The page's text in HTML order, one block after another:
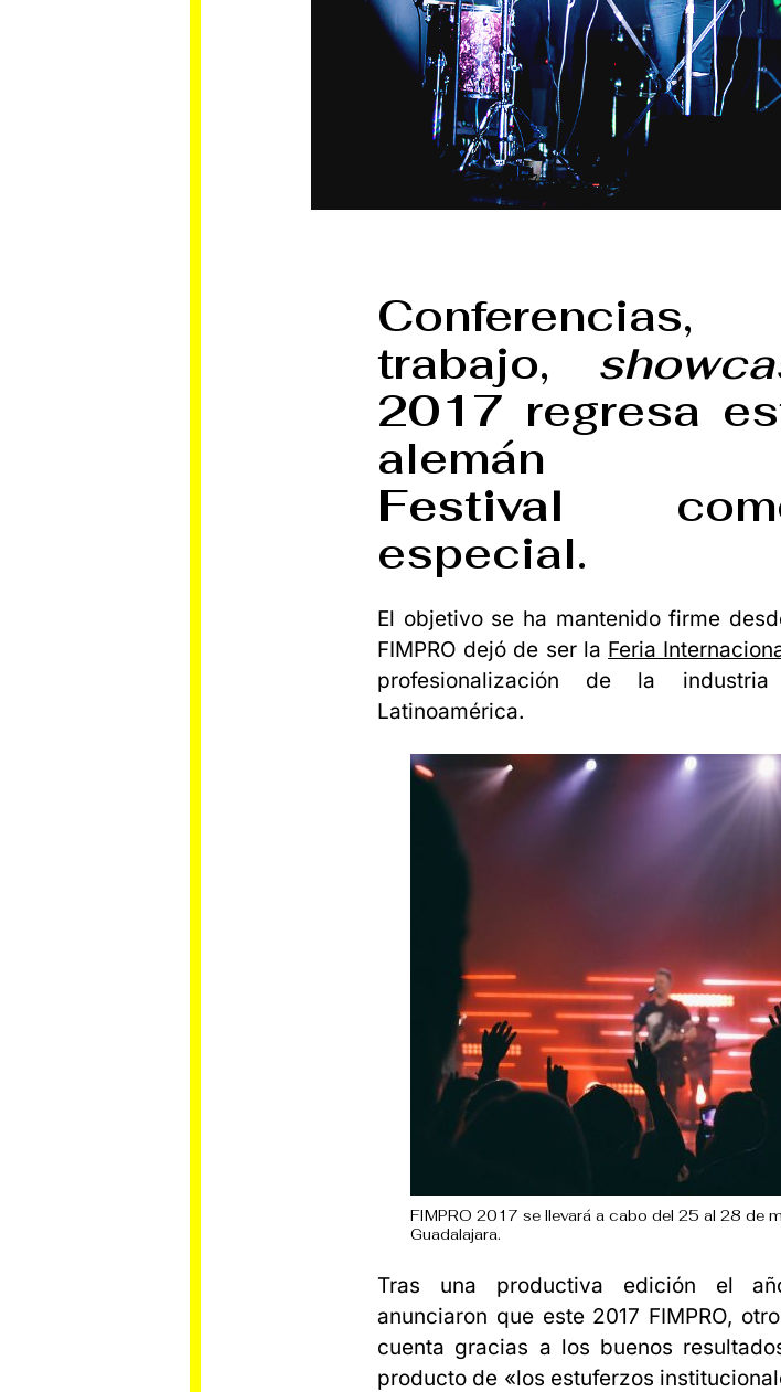
trabajo,
2017 regresa
Festival
especial.
El objetivo se ha mantenido firme
FIMPRO dejó de ser la Feria
profesionalización de la
Latinoamérica.
FIMPRO 2017 se llevará a cabo del 25 al 28 de
Guadalajara.
Tras una productiva edición el
anunciaron que este 2017 FIMPRO,
cuenta gracias a los buenos
producto de «los estuferzos